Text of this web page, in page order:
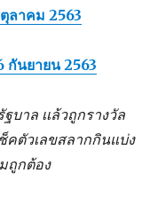
ลาคม 2563
กันยายน 2563
บาล เเล้วถูกรางวัล
คตัวเลขสลากกินแบ่ง
ถูกต้อง